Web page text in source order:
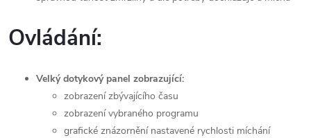
Ovládání:
Velký dotykový panel zobrazující:
zobrazení zbývajícího času
zobrazení vybraného programu
grafické znázornění nastavené rychlosti míchání